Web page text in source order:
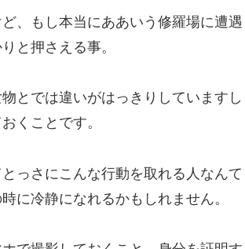
、もし本当にああいう修羅場に遭遇
と押さえる事。
とでは違いがはっきりしていますし
くことです。
っさにこんな行動を取れる人なんて
に冷静になれるかもしれません。